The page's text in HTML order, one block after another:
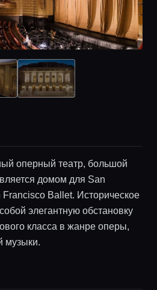
сервис
оперный театр, большой
домом для San
Ballet. Историческое
элегантную обстановку
класса в жанре оперы,
музыки.